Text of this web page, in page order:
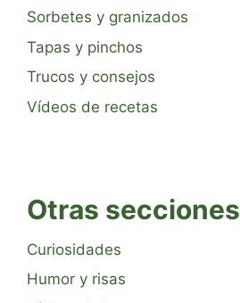
Sorbetes y granizados
Tapas y pinchos
Trucos y consejos
Vídeos de recetas
Otras secciones
Curiosidades
Humor y risas